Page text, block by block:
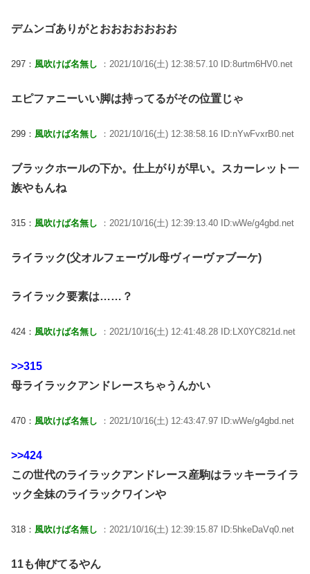
デムンゴありがとおおおおおおお
297： 風吹けば名無し ：2021/10/16(土) 12:38:57.10 ID:8urtm6HV0.net
エピファニーいい脚は持ってるがその位置じゃ
299： 風吹けば名無し ：2021/10/16(土) 12:38:58.16 ID:nYwFvxrB0.net
ブラックホールの下か。仕上がりが早い。スカーレット一
族やもんね
315： 風吹けば名無し ：2021/10/16(土) 12:39:13.40 ID:wWe/g4gbd.net
ライラック(父オルフェーヴル母ヴィーヴァブーケ)
ライラック要素は……？
424： 風吹けば名無し ：2021/10/16(土) 12:41:48.28 ID:LX0YC821d.net
>>315
母ライラックアンドレースちゃうんかい
470： 風吹けば名無し ：2021/10/16(土) 12:43:47.97 ID:wWe/g4gbd.net
>>424
この世代のライラックアンドレース産駒はラッキーライラ
ック全妹のライラックワインや
318： 風吹けば名無し ：2021/10/16(土) 12:39:15.87 ID:5hkeDaVq0.net
11も伸びてるやん